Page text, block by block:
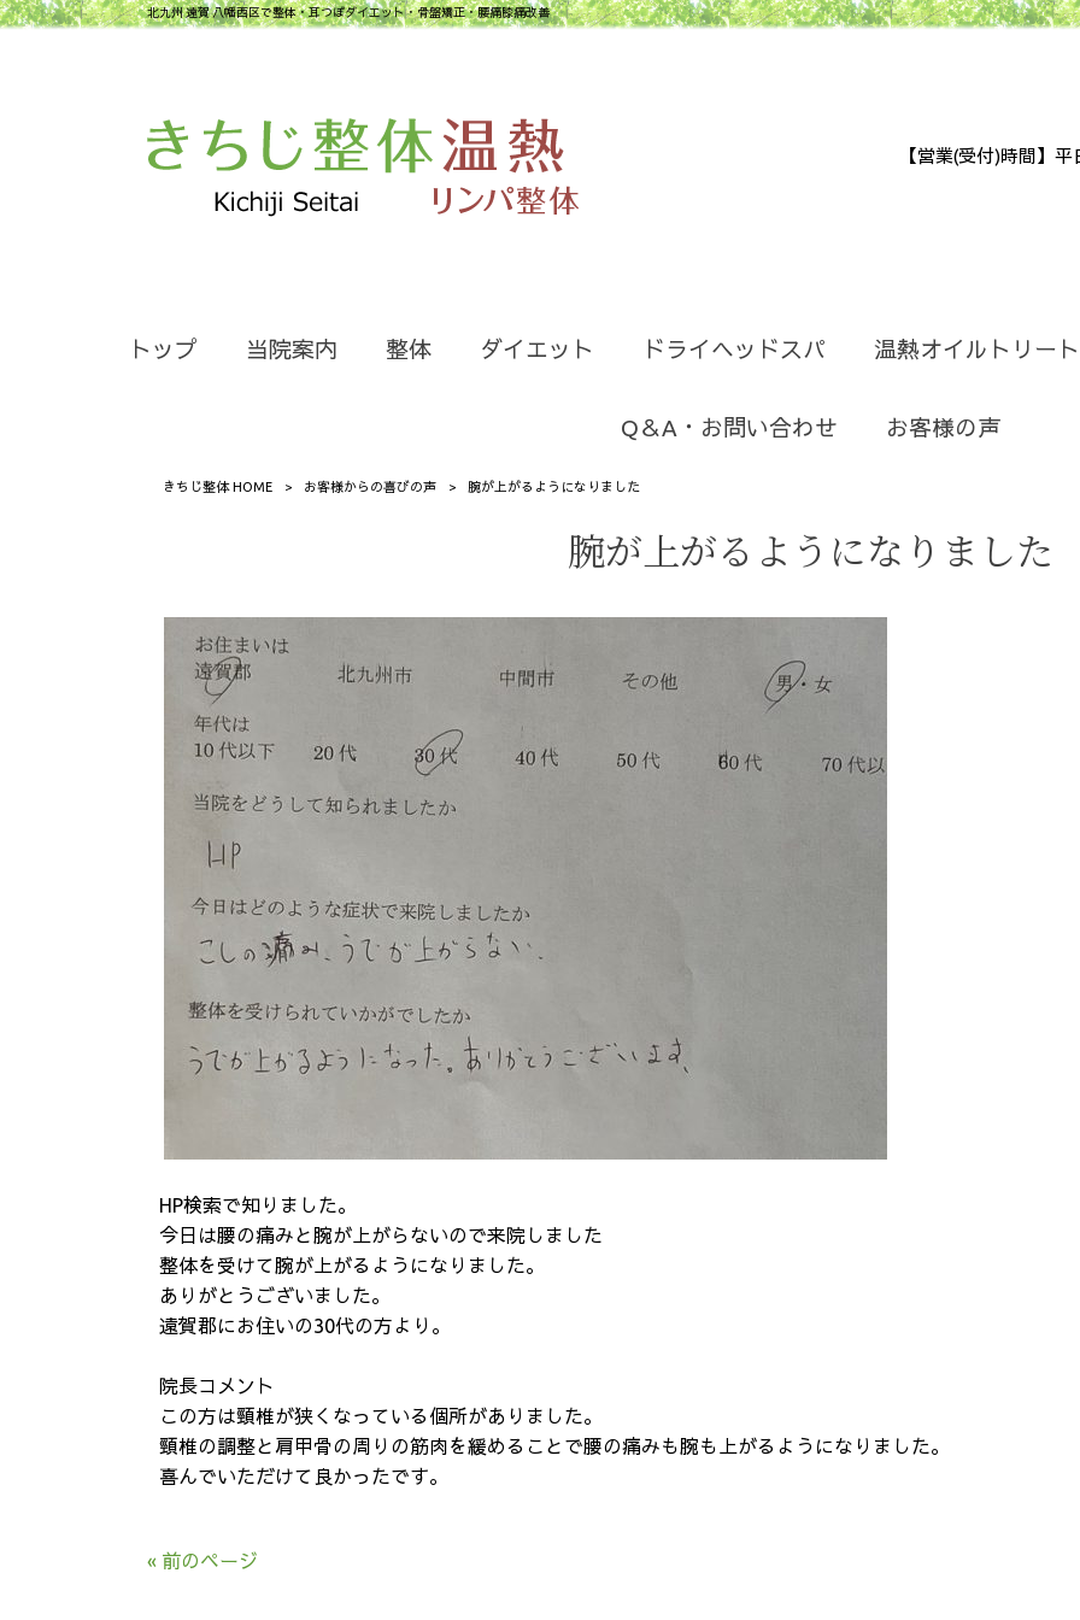
北九州 遠賀 八幡西区で整体・耳つぼダイエット・骨盤矯正・腰痛膝痛改善
【営業(受付)時間】
トップ 当院案内 整体 ダイエット ドライヘッドスパ 温熱オイルトリー
Q＆A・お問い合わせ お客様の声
きちじ整体 HOME > お客様からの喜びの声 > 腕が上がるようになりました
腕が上がるようになりました
HP検索で知りました。
今日は腰の痛みと腕が上がらないので来院しました
整体を受けて腕が上がるようになりました。
ありがとうございました。
遠賀郡にお住いの30代の方より。
院長コメント
この方は頸椎が狭くなっている個所がありました。
頸椎の調整と肩甲骨の周りの筋肉を緩めることで腰の痛みも腕も上がるようになりました。
喜んでいただけて良かったです。
« 前のページ